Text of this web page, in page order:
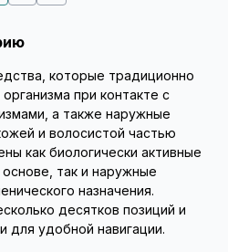
которые традиционно
при контакте с
а также наружные
и волосистой частью
как биологически активные
так и наружные
назначения.
десятков позиций и
для удобной навигации.